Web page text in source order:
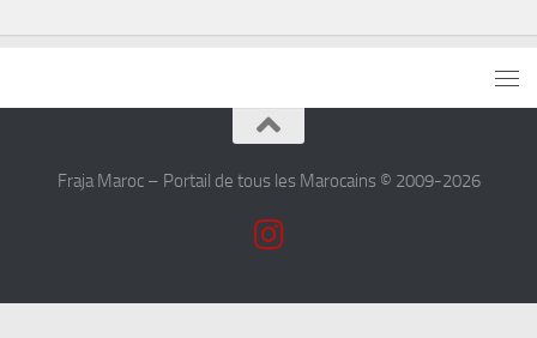
Fraja Maroc – Portail de tous les Marocains © 2009-2026